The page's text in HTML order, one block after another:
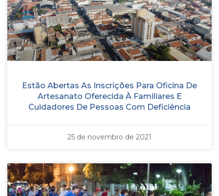
Estão Abertas As Inscrições Para Oficina De
Artesanato Oferecida À Familiares E
Cuidadores De Pessoas Com Deficiência
25 de novembro de 2021